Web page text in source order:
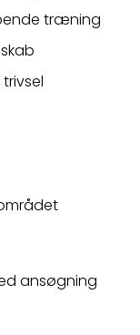
træning
ansøgning